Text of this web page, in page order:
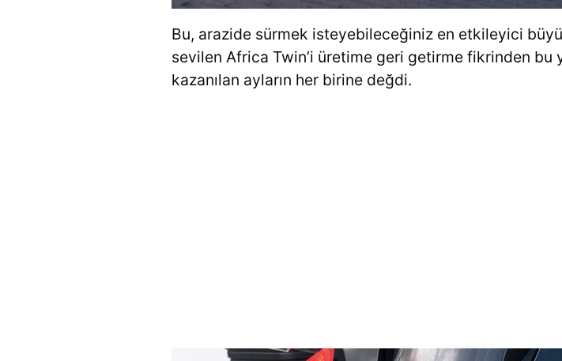
Bu, arazide sürmek isteyebileceğiniz en etkileyici
sevilen Africa Twin’i üretime geri getirme fikrinden bu
kazanılan ayların her birine değdi.